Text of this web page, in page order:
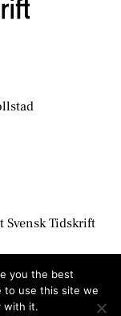
Svensk Tidskrift
you the best
to use this site we
with it.